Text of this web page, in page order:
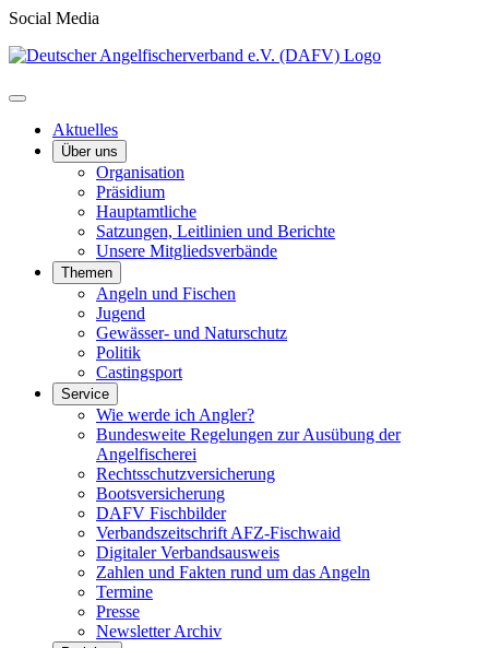
Social Media
Aktuelles
Über uns
Organisation
Präsidium
Hauptamtliche
Satzungen, Leitlinien und Berichte
Unsere Mitgliedsverbände
Themen
Angeln und Fischen
Jugend
Gewässer- und Naturschutz
Politik
Castingsport
Service
Wie werde ich Angler?
Bundesweite Regelungen zur Ausübung der
Angelfischerei
Rechtsschutzversicherung
Bootsversicherung
DAFV Fischbilder
Verbandszeitschrift AFZ-Fischwaid
Digitaler Verbandsausweis
Zahlen und Fakten rund um das Angeln
Termine
Presse
Newsletter Archiv